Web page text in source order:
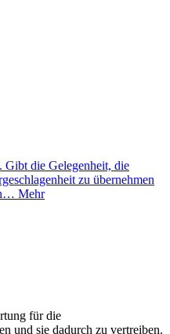
Gibt die Gelegenheit, die
zu übernehmen
Mehr
für die
und sie dadurch zu vertreiben.